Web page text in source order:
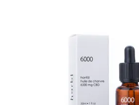
ADD TO CART